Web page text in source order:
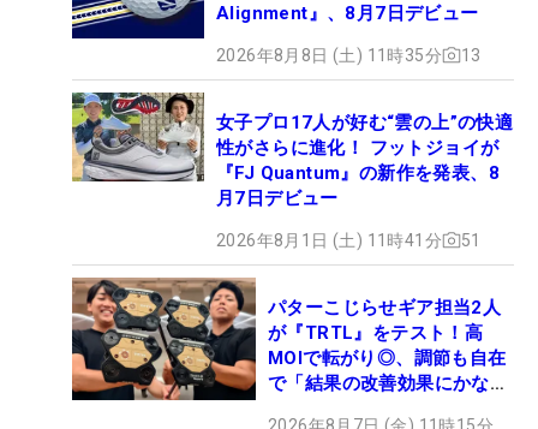
Alignment』、8月7日デビュー
2026年8月8日 (土) 11時35分 13
女子プロ17人が好む“雲の上”の快適
性がさらに進化！ フットジョイが
『FJ Quantum』の新作を発表、8
月7日デビュー
2026年8月1日 (土) 11時41分 51
パターこじらせギア担当2人
が『TRTL』をテスト！高
MOIで転がり◎、調節も自在
で「結果の改善効果にかなり